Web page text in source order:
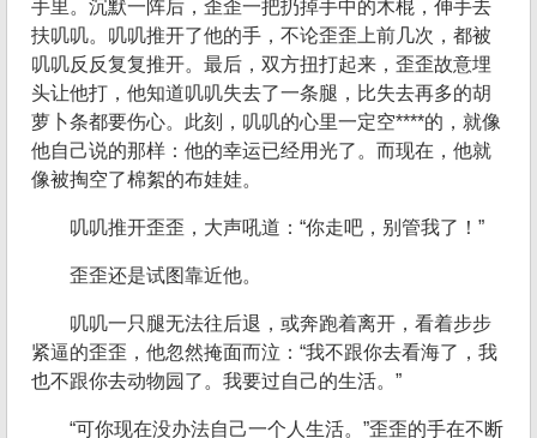
手里。沉默一阵后，歪歪一把扔掉手中的木棍，伸手去
扶叽叽。叽叽推开了他的手，不论歪歪上前几次，都被
叽叽反反复复推开。最后，双方扭打起来，歪歪故意埋
头让他打，他知道叽叽失去了一条腿，比失去再多的胡
萝卜条都要伤心。此刻，叽叽的心里一定空****的，就像
他自己说的那样：他的幸运已经用光了。而现在，他就
像被掏空了棉絮的布娃娃。
叽叽推开歪歪，大声吼道：“你走吧，别管我了！”
歪歪还是试图靠近他。
叽叽一只腿无法往后退，或奔跑着离开，看着步步
紧逼的歪歪，他忽然掩面而泣：“我不跟你去看海了，我
也不跟你去动物园了。我要过自己的生活。”
“可你现在没办法自己一个人生活。”歪歪的手在不断